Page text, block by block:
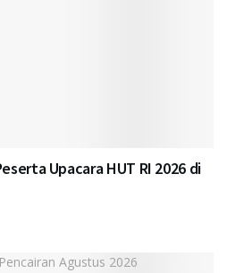
Upacara HUT RI 2026 di